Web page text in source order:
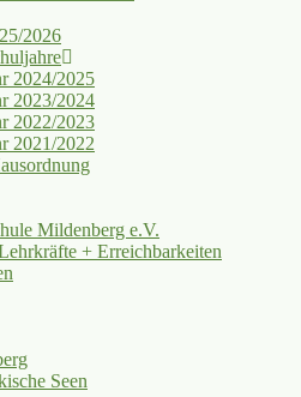
2026
2024/2025
2023/2024
2022/2023
2021/2022
Mildenberg e.V.
+ Erreichbarkeiten
Seen